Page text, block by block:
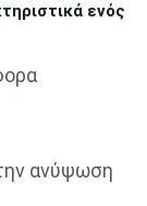
ενός
ανύψωση